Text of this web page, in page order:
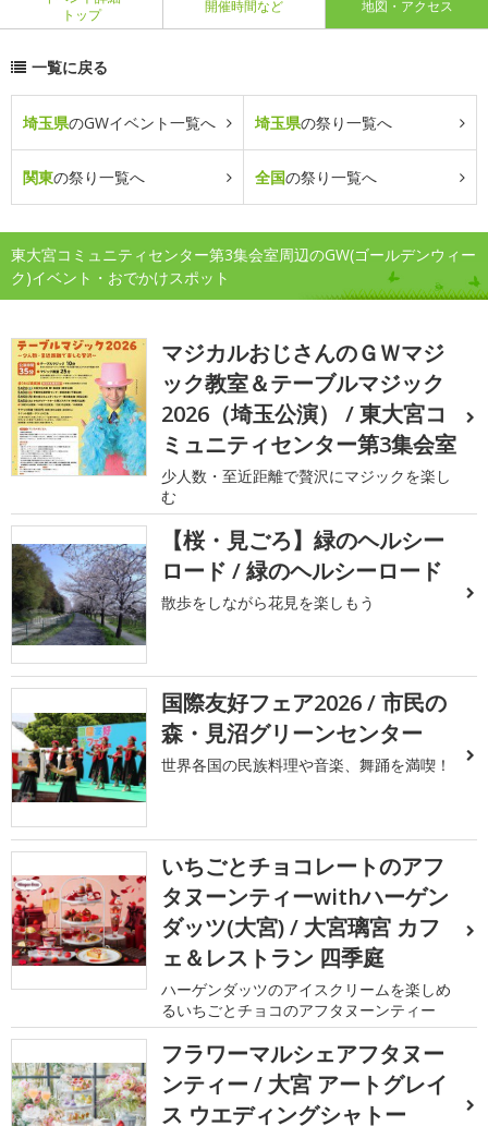
トップ
開催時間など 地図・アクセス
一覧に戻る
埼玉県のGWイベント一覧へ 埼玉県の祭り一覧へ
関東の祭り一覧へ 全国の祭り一覧へ
東大宮コミュニティセンター第3集会室周辺のGW(ゴールデンウィー
ク)イベント・おでかけスポット
マジカルおじさんのＧＷマジ
ック教室＆テーブルマジック
2026（埼玉公演） / 東大宮コ
ミュニティセンター第3集会室
少人数・至近距離で贅沢にマジックを楽し
む
【桜・見ごろ】緑のヘルシー
ロード / 緑のヘルシーロード
散歩をしながら花見を楽しもう
国際友好フェア2026 / 市民の
森・見沼グリーンセンター
世界各国の民族料理や音楽、舞踊を満喫！
いちごとチョコレートのアフ
タヌーンティーwithハーゲン
ダッツ(大宮) / 大宮璃宮 カフ
ェ＆レストラン 四季庭
ハーゲンダッツのアイスクリームを楽しめ
るいちごとチョコのアフタヌーンティー
フラワーマルシェアフタヌー
ンティー / 大宮 アートグレイ
ス ウエディングシャトー